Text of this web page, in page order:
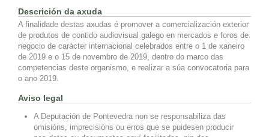
Descrición da axuda
A finalidade destas axudas é promover a comercialización exterior
de produtos de contido audiovisual galego en mercados e foros de
negocio de carácter internacional celebrados entre o 1 de xaneiro
de 2019 e o 15 de novembro de 2019, dentro do marco das
competencias deste organismo, e realizar a súa convocatoria para
o ano 2019.
Aviso legal
A Deputación de Pontevedra non se responsabiliza das
omisións, imprecisións ou erros que se puidesen producir